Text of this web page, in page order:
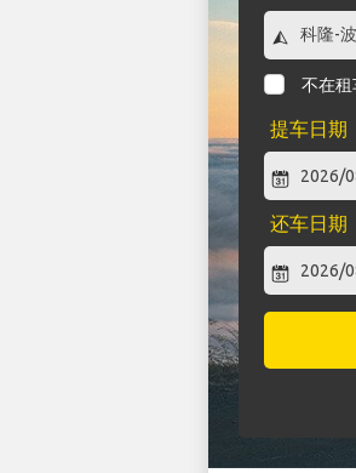
不在
提车日期
还车日期